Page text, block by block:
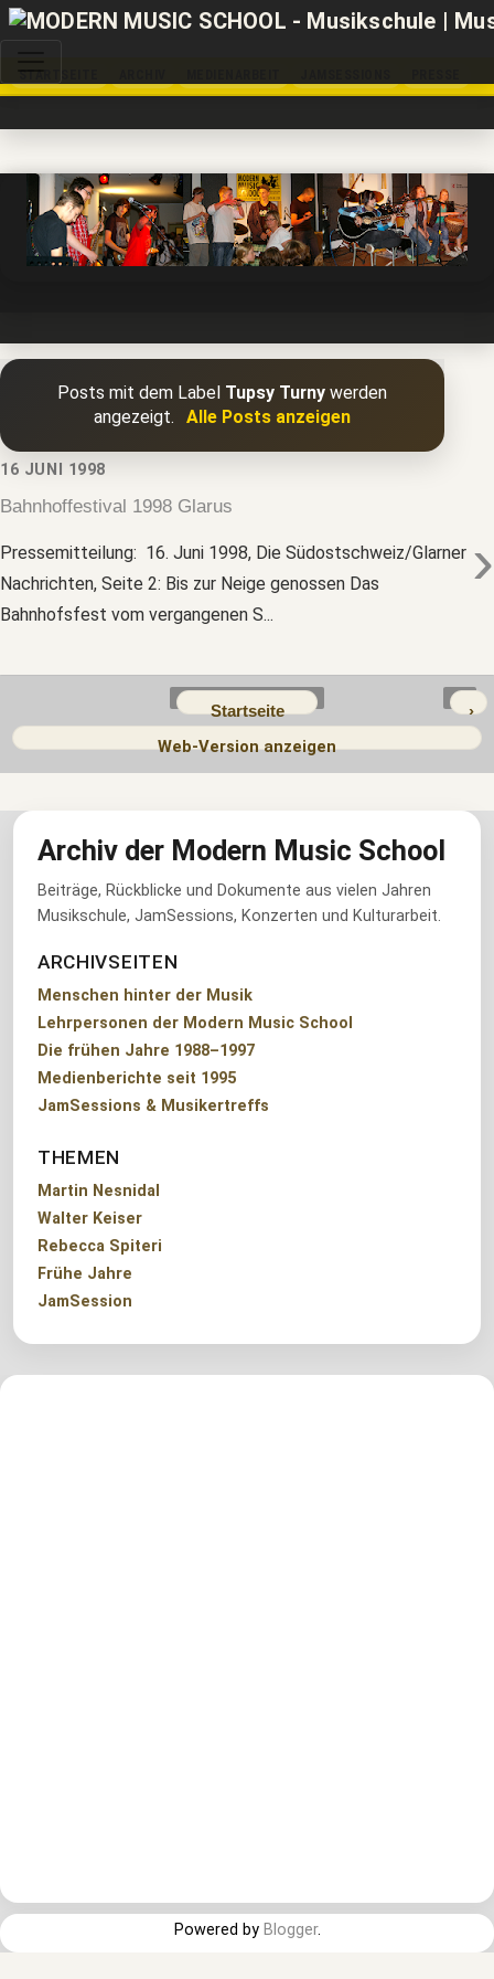
STARTSEITE
Posts mit dem Label Tupsy Turny werden
angezeigt.
Alle Posts anzeigen
16 JUNI 1998
Bahnhoffestival 1998 Glarus
›
Pressemitteilung: 16. Juni 1998, Die Südostschweiz/Glarner
Nachrichten, Seite 2: Bis zur Neige genossen Das
Bahnhofsfest vom vergangenen S...
›
Startseite
Web-Version anzeigen
Archiv der Modern Music School
Beiträge, Rückblicke und Dokumente aus vielen Jahren
Musikschule, JamSessions, Konzerten und Kulturarbeit.
ARCHIVSEITEN
Menschen hinter der Musik
Lehrpersonen der Modern Music School
Die frühen Jahre 1988–1997
Medienberichte seit 1995
JamSessions & Musikertreffs
THEMEN
Martin Nesnidal
Walter Keiser
Rebecca Spiteri
Frühe Jahre
JamSession
Powered by Blogger.